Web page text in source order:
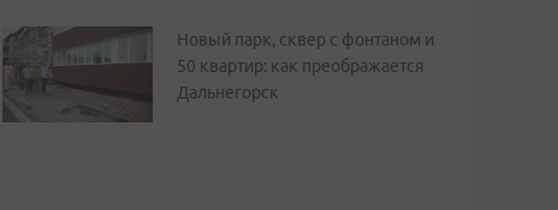
Новый парк, сквер с фонтаном и
50 квартир: как преображается
Дальнегорск